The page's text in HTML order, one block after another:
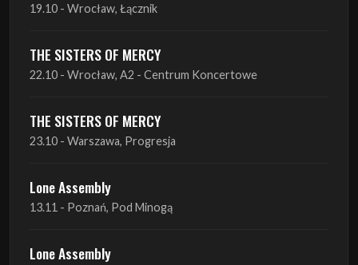
19.10 - Wrocław, Łącznik
THE SISTERS OF MERCY
22.10 - Wrocław, A2 - Centrum Koncertowe
THE SISTERS OF MERCY
23.10 - Warszawa, Progresja
Lone Assembly
13.11 - Poznań, Pod Minogą
Lone Assembly